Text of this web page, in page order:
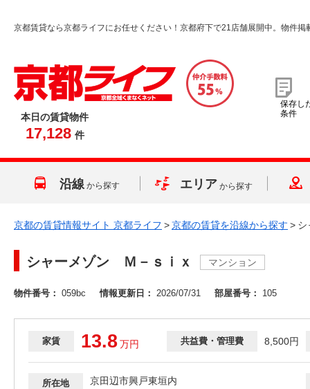
京都賃貸なら京都ライフにお任せください！京都府下で21店舗展開中。物件掲
本日の賃貸物件
17,128 件
保存し
条件
沿線 から探す エリア から探す
京都の賃貸情報サイト 京都ライフ >京都の賃貸を沿線から探す >
シャーメゾン Ｍ－ｓｉｘ マンション
物件番号： 059bc 情報更新日： 2026/07/31 部屋番号： 105
家賃 13.8万円 共益費・管理費 8,500円
所在地
京田辺市興戸東垣内